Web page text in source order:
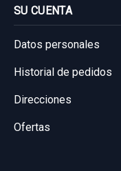
SU CUENTA
Datos personales
Historial de pedidos
Direcciones
Ofertas